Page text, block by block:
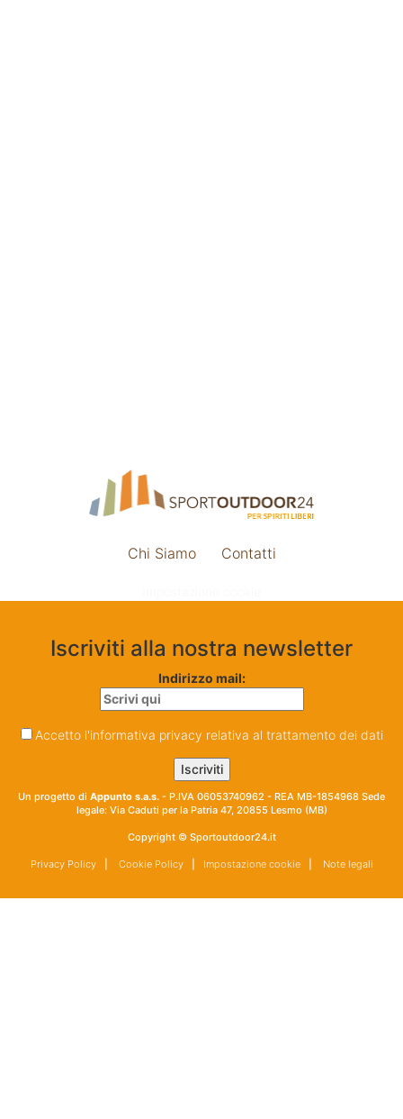
Chi Siamo Contatti
Iscriviti alla nostra newsletter
Indirizzo mail:
Accetto l'informativa privacy relativa al trattamento dei dati
Un progetto di Appunto s.a.s. - P.IVA 06053740962 - REA MB-1854968 Sede
legale: Via Caduti per la Patria 47, 20855 Lesmo (MB)
Copyright © Sportoutdoor24.it
Privacy Policy| Cookie Policy| Impostazione cookie| Note legali